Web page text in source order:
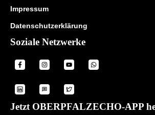
Impressum
Datenschutzerklärung
Soziale Netzwerke
Jetzt OBERPFALZECHO-APP